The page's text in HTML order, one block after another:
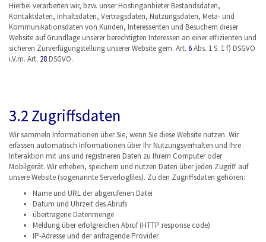
Hierbei verarbeiten wir, bzw. unser Hostinganbieter Bestandsdaten,
Kontaktdaten, Inhaltsdaten, Vertragsdaten, Nutzungsdaten, Meta- und
Kommunikationsdaten von Kunden, Interessenten und Besuchern dieser
Website auf Grundlage unserer berechtigten Interessen an einer effizienten und
sicheren Zurverfügungstellung unserer Website gem. Art. 6Abs. 1 S. 1 f) DSGVO
i.V.m. Art. 28DSGVO.
3.2 Zugriffsdaten
Wir sammeln Informationen über Sie, wenn Sie diese Website nutzen. Wir
erfassen automatisch Informationen über Ihr Nutzungsverhalten und Ihre
Interaktion mit uns und registrieren Daten zu Ihrem Computer oder
Mobilgerät. Wir erheben, speichern und nutzen Daten über jeden Zugriff auf
unsere Website (sogenannte Serverlogfiles). Zu den Zugriffsdaten gehören:
Name und URL der abgerufenen Datei
Datum und Uhrzeit des Abrufs
übertragene Datenmenge
Meldung über erfolgreichen Abruf (HTTP response code)
IP-Adresse und der anfragende Provider